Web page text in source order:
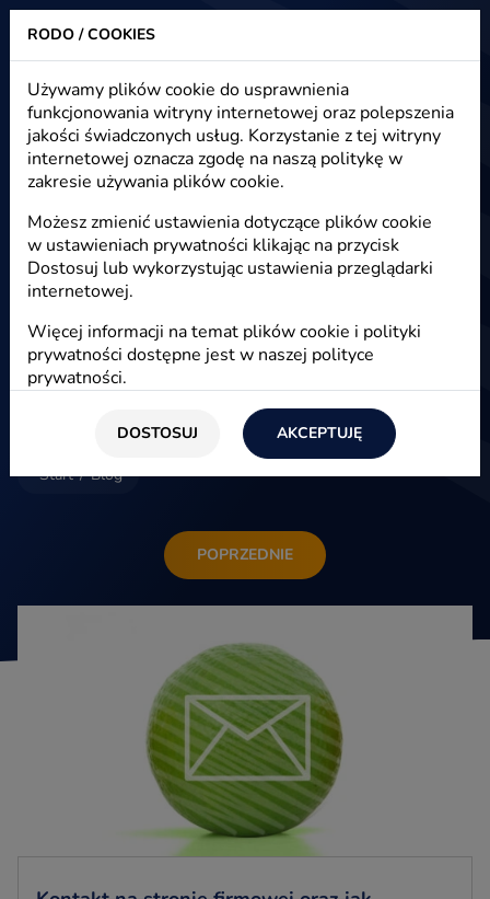
Heuristic - strony www, sklepy internetowe, e-marketing
Blog - e-marketing, e-commerce,
e-biznes
E-marketing
Start / Blog
POPRZEDNIE
RODO / COOKIES
Używamy plików cookie do usprawnienia
funkcjonowania witryny internetowej oraz polepszenia
jakości świadczonych usług. Korzystanie z tej witryny
internetowej oznacza zgodę na naszą politykę w
zakresie używania plików cookie.
Możesz zmienić ustawienia dotyczące plików cookie
w ustawieniach prywatności klikając na przycisk
Dostosuj lub wykorzystując ustawienia przeglądarki
internetowej.
Więcej informacji na temat plików cookie i polityki
prywatności dostępne jest w naszej polityce
prywatności.
DOSTOSUJ AKCEPTUJĘ